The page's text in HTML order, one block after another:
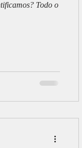
Todo o